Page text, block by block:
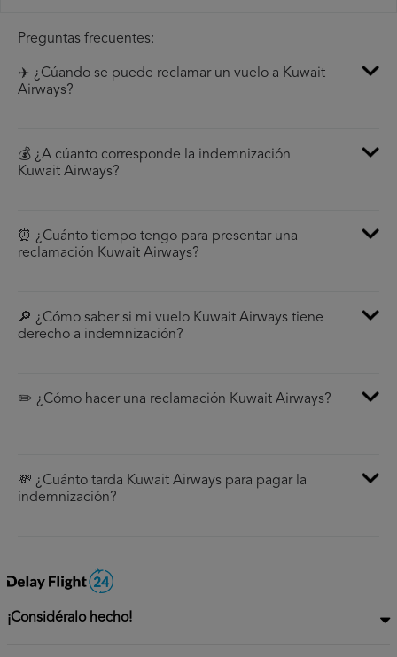
Preguntas frecuentes:
✈️ ¿Cúando se puede reclamar un vuelo a Kuwait
Airways?
💰 ¿A cúanto corresponde la indemnización
Kuwait Airways?
⏰ ¿Cuánto tiempo tengo para presentar una
reclamación Kuwait Airways?
🔎 ¿Cómo saber si mi vuelo Kuwait Airways tiene
derecho a indemnización?
✏️ ¿Cómo hacer una reclamación Kuwait Airways?
💸 ¿Cuánto tarda Kuwait Airways para pagar la
indemnización?
¡Considéralo hecho!